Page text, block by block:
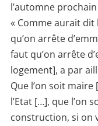
l’automne
« Comme aurait
qu’on arrête
faut qu’on arrête
logement], a par
Que l’on soit
l’Etat […], que l’on
construction, si on